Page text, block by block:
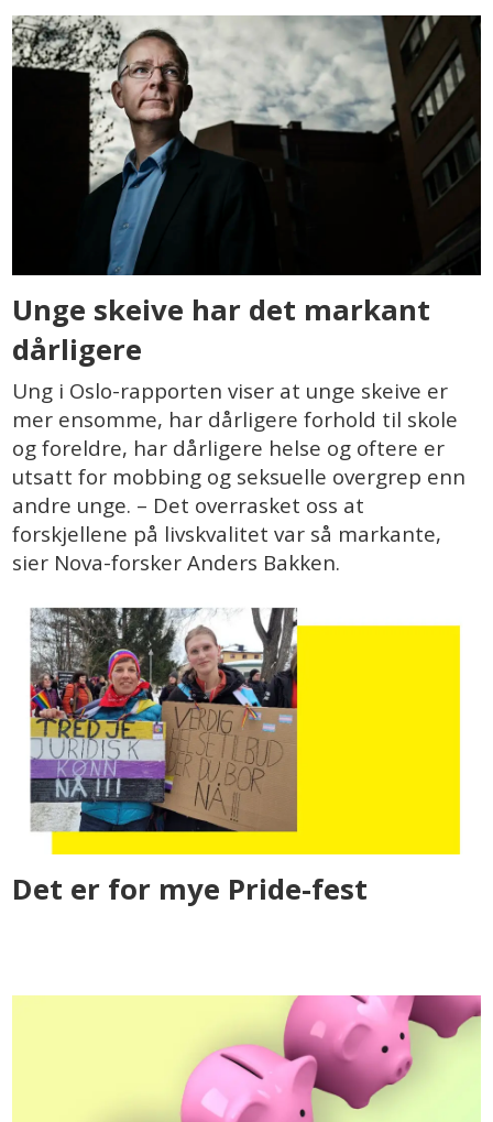
Unge skeive har det markant
dårligere
Ung i Oslo-rapporten viser at unge skeive er
mer ensomme, har dårligere forhold til skole
og foreldre, har dårligere helse og oftere er
utsatt for mobbing og seksuelle overgrep enn
andre unge. – Det overrasket oss at
forskjellene på livskvalitet var så markante,
sier Nova-forsker Anders Bakken.
Det er for mye Pride-fest